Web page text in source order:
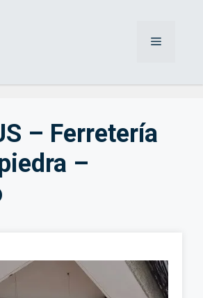
Menú
– Ferretería
–